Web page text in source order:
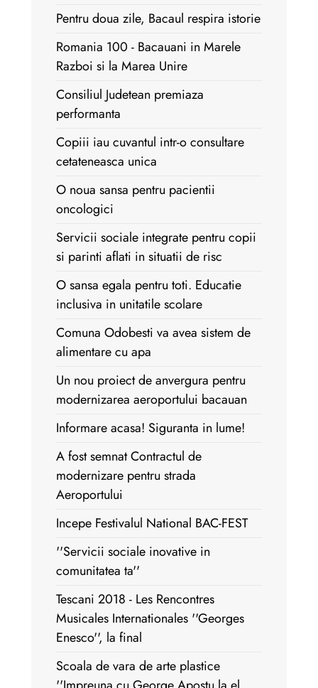
Pentru doua zile, Bacaul respira istorie
Romania 100 - Bacauani in Marele
Razboi si la Marea Unire
Consiliul Judetean premiaza
performanta
Copiii iau cuvantul intr-o consultare
cetateneasca unica
O noua sansa pentru pacientii
oncologici
Servicii sociale integrate pentru copii
si parinti aflati in situatii de risc
O sansa egala pentru toti. Educatie
inclusiva in unitatile scolare
Comuna Odobesti va avea sistem de
alimentare cu apa
Un nou proiect de anvergura pentru
modernizarea aeroportului bacauan
Informare acasa! Siguranta in lume!
A fost semnat Contractul de
modernizare pentru strada
Aeroportului
Incepe Festivalul National BAC-FEST
''Servicii sociale inovative in
comunitatea ta''
Tescani 2018 - Les Rencontres
Musicales Internationales ''Georges
Enesco'', la final
Scoala de vara de arte plastice